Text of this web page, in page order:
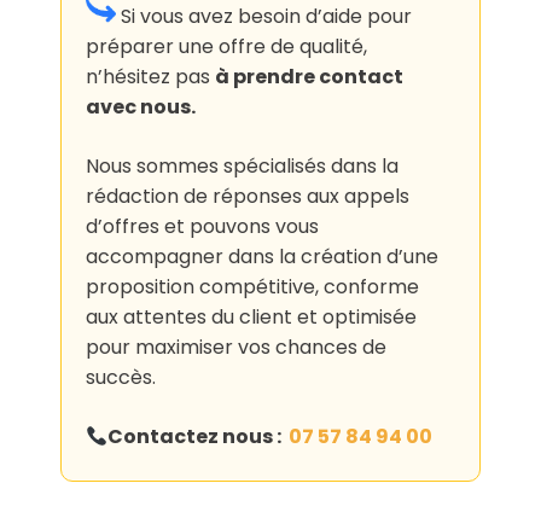
Si vous avez besoin d’aide pour
préparer une offre de qualité,
n’hésitez pas à prendre contact
avec nous.
Nous sommes spécialisés dans la
rédaction de réponses aux appels
d’offres et pouvons vous
accompagner dans la création d’une
proposition compétitive, conforme
aux attentes du client et optimisée
pour maximiser vos chances de
succès.
Contactez nous : 07 57 84 94 00